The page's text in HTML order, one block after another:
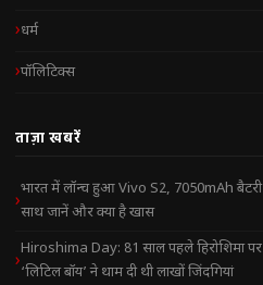
धर्म
पॉलिटिक्स
ताज़ा खबरें
भारत में लॉन्च हुआ Vivo S2, 7050mAh
साथ जानें और क्या है खास
Hiroshima Day: 81 साल पहले हिरोशिमा
‘लिटिल बॉय’ ने थाम दी थी लाखों जिंदगियां